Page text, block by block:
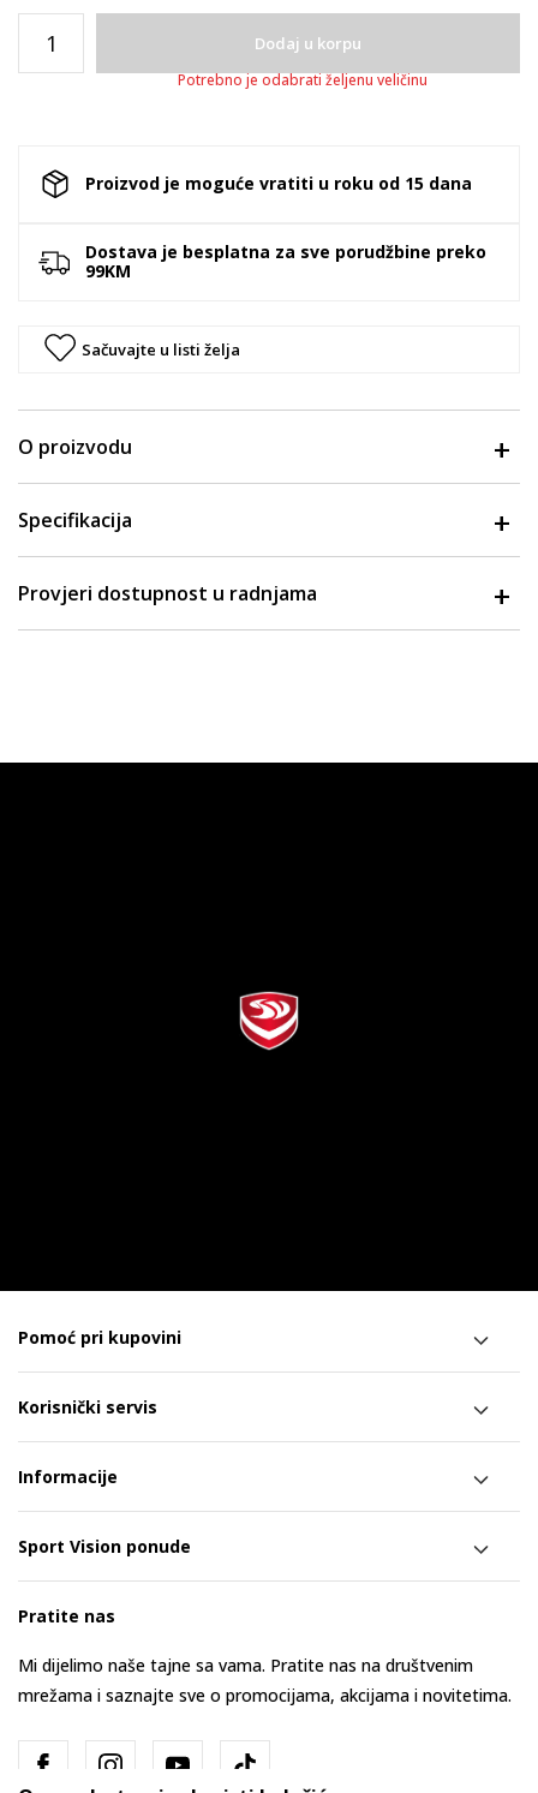
Dodaj u korpu
Potrebno je odabrati željenu veličinu
Proizvod je moguće vratiti u roku od 15 dana
Dostava je besplatna za sve porudžbine preko
99KM
Sačuvajte u listi želja
O proizvodu
Specifikacija
Provjeri dostupnost u radnjama
Pomoć pri kupovini
Korisnički servis
Informacije
Sport Vision ponude
Pratite nas
Mi dijelimo naše tajne sa vama. Pratite nas na društvenim
mrežama i saznajte sve o promocijama, akcijama i novitetima.